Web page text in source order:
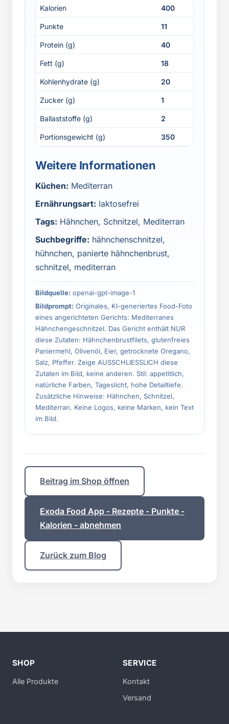
Kalorien 400
Punkte 11
Protein (g) 40
Fett (g) 18
Kohlenhydrate (g) 20
Zucker (g) 1
Ballaststoffe (g) 2
Portionsgewicht (g) 350
Weitere Informationen
Küchen: Mediterran
Ernährungsart: laktosefrei
Tags: Hähnchen, Schnitzel, Mediterran
Suchbegriffe: hähnchenschnitzel,
hühnchen, panierte hähnchenbrust,
schnitzel, mediterran
Bildquelle: openai-gpt-image-1
Bildprompt: Originales, KI-generiertes Food-Foto
eines angerichteten Gerichts: Mediterranes
Hähnchengeschnitzel. Das Gericht enthält NUR
diese Zutaten: Hähnchenbrustfilets, glutenfreies
Paniermehl, Olivenöl, Eier, getrocknete Oregano,
Salz, Pfeffer. Zeige AUSSCHLIESSLICH diese
Zutaten im Bild, keine anderen. Stil: appetitlich,
natürliche Farben, Tageslicht, hohe Detailtiefe.
Zusätzliche Hinweise: Hähnchen, Schnitzel,
Mediterran. Keine Logos, keine Marken, kein Text
im Bild.
Beitrag im Shop öffnen
Exoda Food App - Rezepte - Punkte -
Kalorien - abnehmen
Zurück zum Blog
SHOP
Alle Produkte
SERVICE
Kontakt
Versand